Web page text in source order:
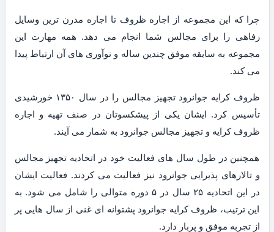
چرا که این مجموعه از اجاره ظروف تا اجاره مدرن ترین وسایل
رفاهی را برای مجالس شما انجام می دهد. همه مهارت این
مجموعه به سابقه موفق چندین ساله و نوآوری های آن ارتباط پیدا
می کند.
ظروف کرایه جوانرود تجهیز مجالس را در سال ۱۳۵۰ خورشیدی
تأسیس کرد. ایشان یکی از پیشکسوتان در صنف تهیه و اجاره
ظروف کرایه و تجهیز مجالس جوانرود به شمار می آیند.
همچنین در طول سال های فعالیت خود در اتحادیه تجهیز مجالس
و تالارهای پذیرایی جوانرود نیز فعالیت می کردند. فعالیت ایشان
در این اتحادیه ۲۵ سال در ۵ دوره متوالی را شامل می شود. به
این ترتیب، ظروف کرایه جوانرود پشتوانه ای غنی از سال هایی پر
از تجربه موفق و پربار دارد.